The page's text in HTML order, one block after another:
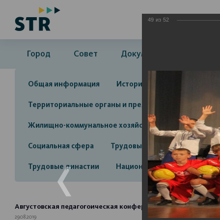
Город Совет Документы
Общая информация История
Территориальные органы и представительства
Жилищно-коммунальное хозяйство
Социальная сфера Трудовые отношения
Трудовые династии Национальные проекты
Августовская педагогоическая конференция-2019
29.08.2019
49 из 52